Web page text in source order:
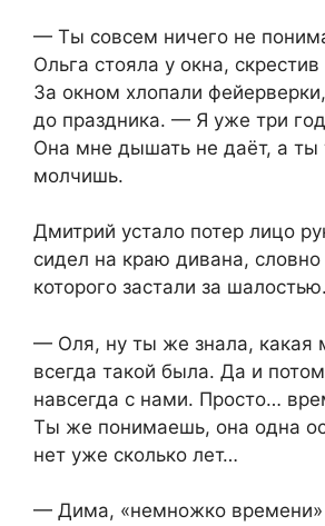
— Ты совсем ничего не
Ольга стояла у окна,
За окном хлопали
до праздника. — Я уже три
Она мне дышать не даёт, а ты
молчишь.
Дмитрий устало потер лицо
сидел на краю дивана,
которого застали за шалостью.
— Оля, ну ты же знала, какая
всегда такой была. Да и
навсегда с нами. Просто…
Ты же понимаешь, она одна
нет уже сколько лет…
— Дима, «немножко времени»